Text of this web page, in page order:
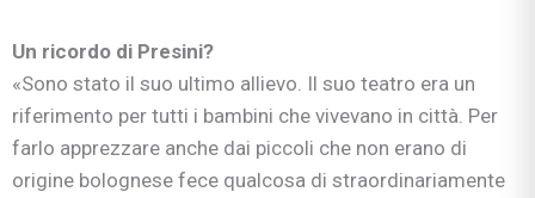
Un ricordo di Presini?
«Sono stato il suo ultimo allievo. Il suo teatro era un
riferimento per tutti i bambini che vivevano in città. Per
farlo apprezzare anche dai piccoli che non erano di
origine bolognese fece qualcosa di straordinariamente